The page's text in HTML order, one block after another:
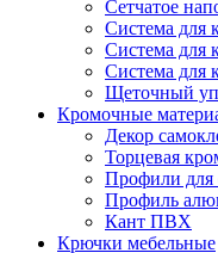
Сетчатое
Система для
Система для
Система для
Щеточный
Кромочные
Декор
Торцевая
Профили для
Профиль
Кант ПВХ
Крючки мебельные